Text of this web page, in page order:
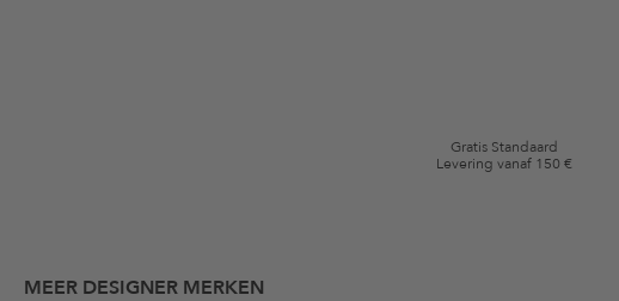
Gratis Standaard
Levering vanaf 150 €
MEER DESIGNER MERKEN